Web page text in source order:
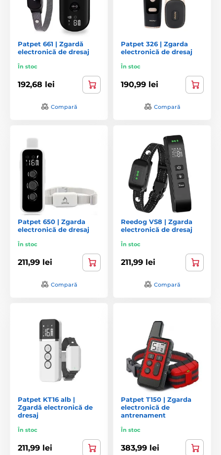
Patpet 661 | Zgardă
electronică de dresaj
În stoc
192,68 lei
Compară
Patpet 326 | Zgarda
electronică de dresaj
În stoc
190,99 lei
Compară
Patpet 650 | Zgarda
electronică de dresaj
În stoc
211,99 lei
Compară
Reedog VS8 | Zgarda
electronică de dresaj
În stoc
211,99 lei
Compară
Patpet KT16 alb |
Zgardă electronică de
dresaj
În stoc
211,99 lei
Patpet T150 | Zgarda
electronică de
antrenament
În stoc
383,99 lei